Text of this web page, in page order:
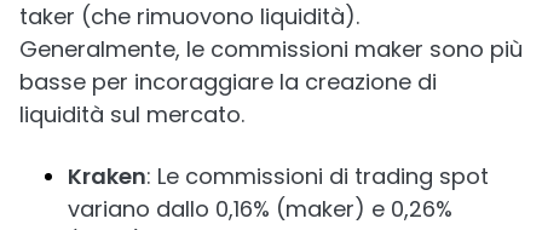
taker (che rimuovono liquidità).
Generalmente, le commissioni maker sono più
basse per incoraggiare la creazione di
liquidità sul mercato.
Kraken: Le commissioni di trading spot
variano dallo 0,16% (maker) e 0,26%